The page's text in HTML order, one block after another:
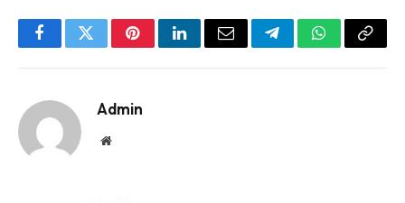
FacebookTwitterPinterestLinkedInEmail TelegramWhatsApp
Copy
Admin
Website